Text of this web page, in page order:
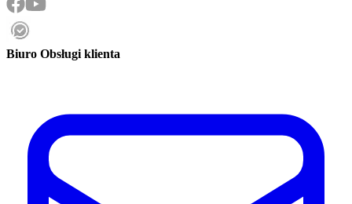
Biuro Obsługi klienta